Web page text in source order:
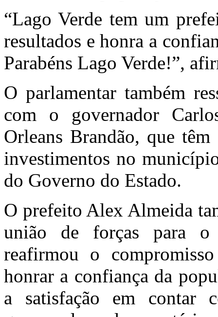
“Lago Verde tem um
resultados e honra a
Parabéns Lago Verde!”,
O parlamentar também
com o governador
Orleans Brandão, que
investimentos no
do Governo do Estado.
O prefeito Alex Almeida
união de forças para o
reafirmou o
honrar a confiança da
a satisfação em contar